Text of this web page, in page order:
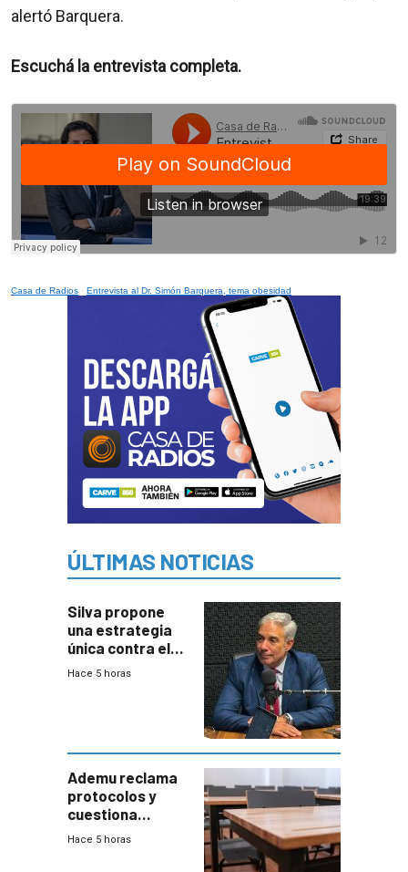
alertó Barquera.
Escuchá la entrevista completa.
Casa de Radios · Entrevista al Dr. Simón Barquera, tema obesidad
ÚLTIMAS NOTICIAS
Silva propone
una estrategia
única contra el
narcotráfico y
Hace 5 horas
Ademu reclama
protocolos y
cuestiona
demora de
Hace 5 horas